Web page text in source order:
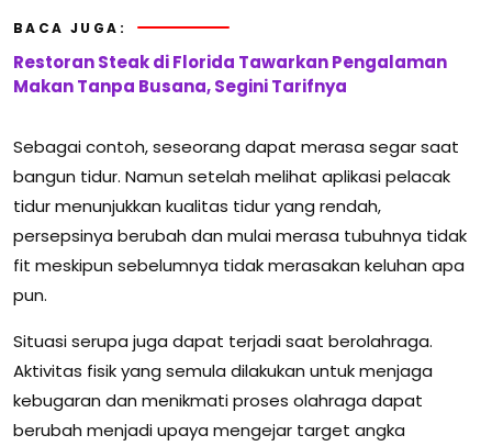
BACA JUGA:
Restoran Steak di Florida Tawarkan Pengalaman
Makan Tanpa Busana, Segini Tarifnya
Sebagai contoh, seseorang dapat merasa segar saat
bangun tidur. Namun setelah melihat aplikasi pelacak
tidur menunjukkan kualitas tidur yang rendah,
persepsinya berubah dan mulai merasa tubuhnya tidak
fit meskipun sebelumnya tidak merasakan keluhan apa
pun.
Situasi serupa juga dapat terjadi saat berolahraga.
Aktivitas fisik yang semula dilakukan untuk menjaga
kebugaran dan menikmati proses olahraga dapat
berubah menjadi upaya mengejar target angka